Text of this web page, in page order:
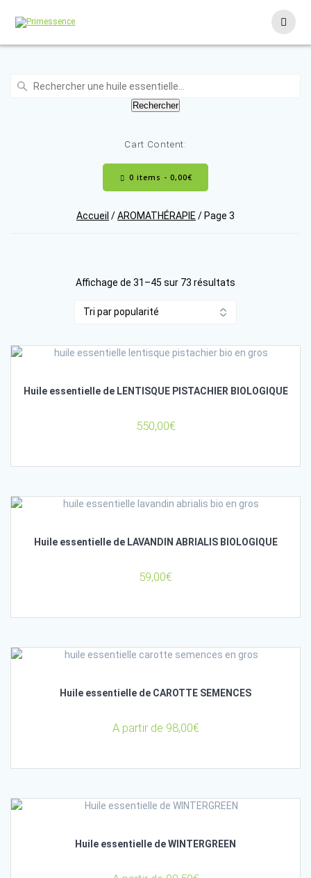
Recherche
Rechercher
Cart Content:
0 items - 0,00€
Accueil /AROMATHÉRAPIE / Page 3
Affichage de 31–45 sur 73 résultats
Huile essentielle de LENTISQUE PISTACHIER BIOLOGIQUE
550,00€
Huile essentielle de LAVANDIN ABRIALIS BIOLOGIQUE
59,00€
Huile essentielle de CAROTTE SEMENCES
A partir de 98,00€
Huile essentielle de WINTERGREEN